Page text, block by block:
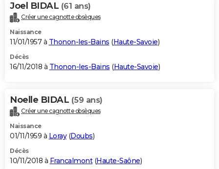
Joel BIDAL (61 ans)
Créer une cagnotte obsèques
Naissance
11/01/1957 à Thonon-les-Bains (Haute-Savoie)
Décès
16/11/2018 à Thonon-les-Bains (Haute-Savoie)
Noelle BIDAL (59 ans)
Créer une cagnotte obsèques
Naissance
01/11/1959 à Loray(Doubs)
Décès
10/11/2018 à Francalmont(Haute-Saône)